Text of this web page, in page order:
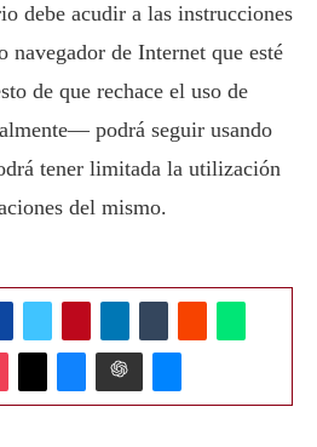
debe acudir a las instrucciones
de Internet que esté
de que rechace el uso de
podrá seguir usando
tener limitada la utilización
del mismo.